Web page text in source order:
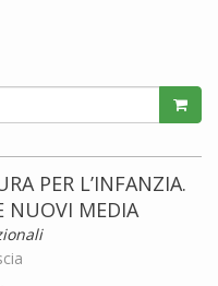
PER L’INFANZIA.
NUOVI MEDIA